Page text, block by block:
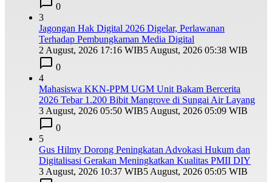
0
3
Jagongan Hak Digital 2026 Digelar, Perlawanan
Terhadap Pembungkaman Media Digital
2 August, 2026 17:16 WIB5 August, 2026 05:38 WIB
0
4
Mahasiswa KKN-PPM UGM Unit Bakam Bercerita
2026 Tebar 1.200 Bibit Mangrove di Sungai Air Layang
3 August, 2026 05:50 WIB5 August, 2026 05:09 WIB
0
5
Gus Hilmy Dorong Peningkatan Advokasi Hukum dan
Digitalisasi Gerakan Meningkatkan Kualitas PMII DIY
3 August, 2026 10:37 WIB5 August, 2026 05:05 WIB